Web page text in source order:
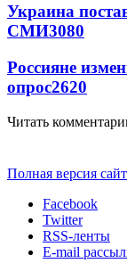
Украина
СМИ3080
Россияне
опрос2620
Читать
Полная версия
Facebook
Twitter
RSS-ленты
E-mail